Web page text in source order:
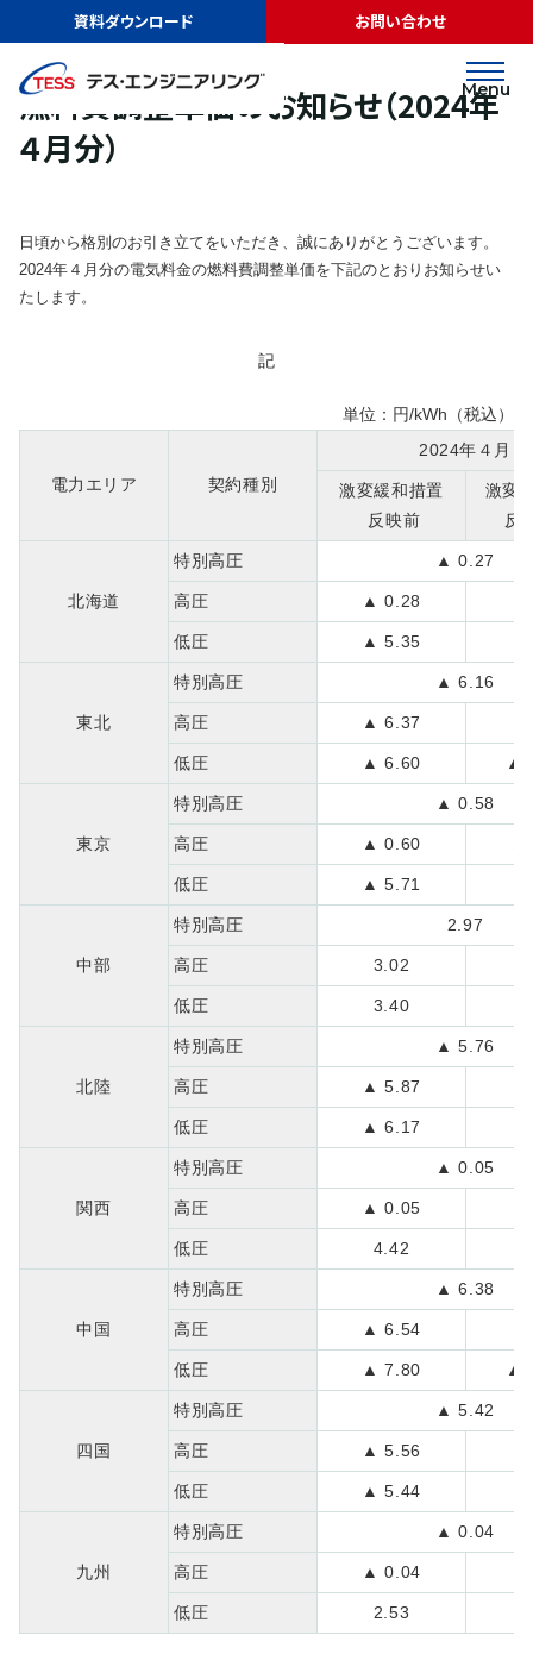
資料ダウンロード お問い合わせ
Menu
ニュース 燃料費調整単価のお知らせ（2024年４月分）
お知らせ
燃料費調整単価のお知らせ（2024年
４月分）
日頃から格別のお引き立てをいただき、誠にありがとうございます。
2024年４月分の電気料金の燃料費調整単価を下記のとおりお知らせい
たします。
記
単位：円/kWh（税込）
電力エリア 契約種別
2024年４月
激変緩和措置
反映前
激変
反
北海道
特別高圧 ▲ 0.27
高圧 ▲ 0.28
低圧 ▲ 5.35
東北
特別高圧 ▲ 6.16
高圧 ▲ 6.37
低圧 ▲ 6.60 ▲
東京
特別高圧 ▲ 0.58
高圧 ▲ 0.60
低圧 ▲ 5.71
中部
特別高圧 2.97
高圧 3.02
低圧 3.40
北陸
特別高圧 ▲ 5.76
高圧 ▲ 5.87
低圧 ▲ 6.17
関西
特別高圧 ▲ 0.05
高圧 ▲ 0.05
低圧 4.42
中国
特別高圧 ▲ 6.38
高圧 ▲ 6.54
低圧 ▲ 7.80 ▲
四国
特別高圧 ▲ 5.42
高圧 ▲ 5.56
低圧 ▲ 5.44
九州
特別高圧 ▲ 0.04
高圧 ▲ 0.04
低圧 2.53